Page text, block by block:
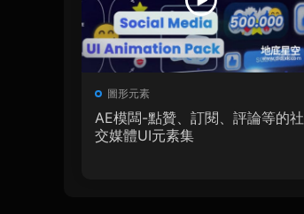
圖形元素
AE模闆-點贊、訂閱、評論等的社
交媒體UI元素集